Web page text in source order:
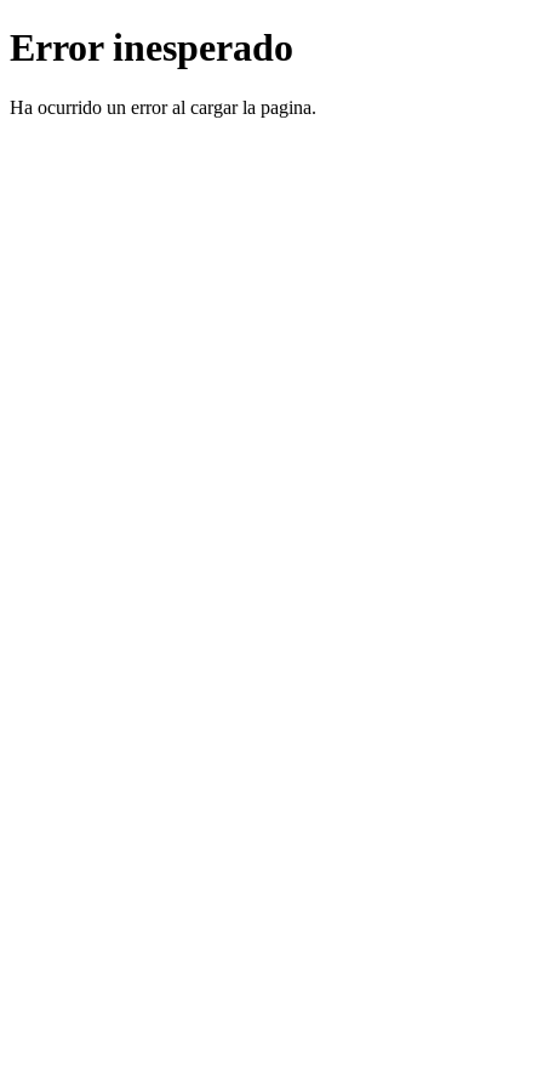
Error inesperado
Ha ocurrido un error al cargar la pagina.